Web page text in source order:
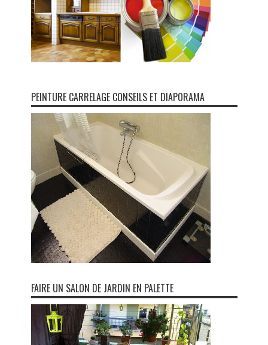
PEINTURE CARRELAGE CONSEILS ET DIAPORAMA
FAIRE UN SALON DE JARDIN EN PALETTE